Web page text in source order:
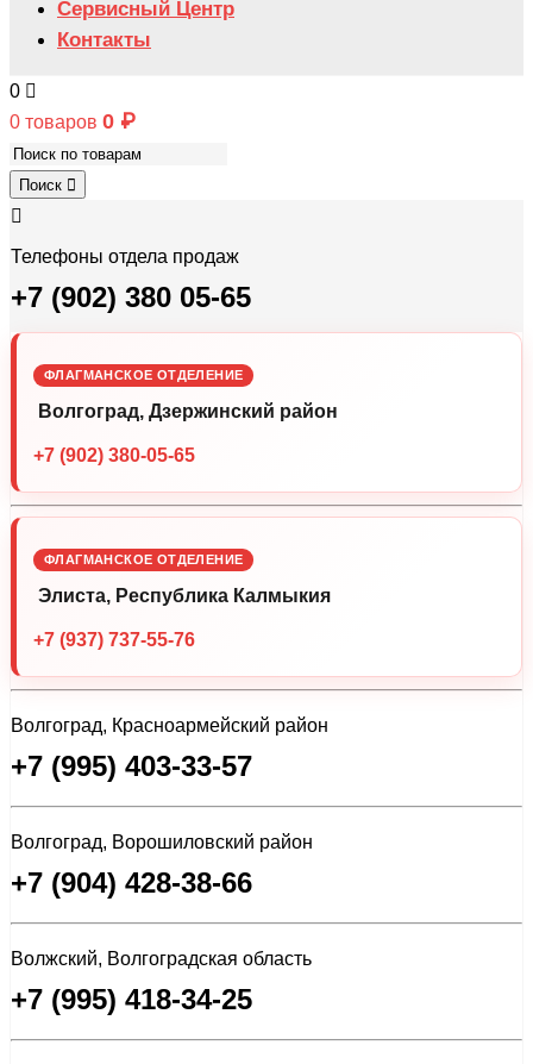
Сервисный Центр
Контакты
0
0 товаров 0 ₽
Поиск
Телефоны отдела продаж
+7 (902) 380 05-65
ФЛАГМАНСКОЕ ОТДЕЛЕНИЕ
Волгоград, Дзержинский район
+7 (902) 380-05-65
ФЛАГМАНСКОЕ ОТДЕЛЕНИЕ
Элиста, Республика Калмыкия
+7 (937) 737-55-76
Волгоград, Красноармейский район
+7 (995) 403-33-57
Волгоград, Ворошиловский район
+7 (904) 428-38-66
Волжский, Волгоградская область
+7 (995) 418-34-25